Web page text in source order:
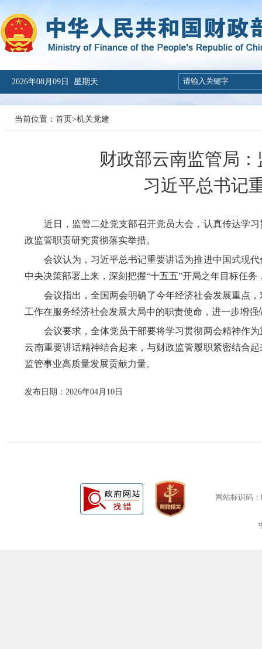
2026年08月09日 星期天
当前位置： 首页>机关党建
财政部云南监管局
习近平总书记
近日，监管二处党支部召开党员大会，认真传达学习
政监管职责研究贯彻落实举措。
会议认为，习近平总书记重要讲话为推进中国式现代
中央决策部署上来，深刻把握“十五五”开局之年目标任
会议指出，全国两会明确了今年经济社会发展重点，
工作在服务经济社会发展大局中的职责使命，进一步增
会议要求，全体党员干部要将学习贯彻两会精神作为
云南重要讲话精神结合起来，与财政监管履职紧密结合
监管事业高质量发展贡献力量。
发布日期：2026年04月10日
网站标识码